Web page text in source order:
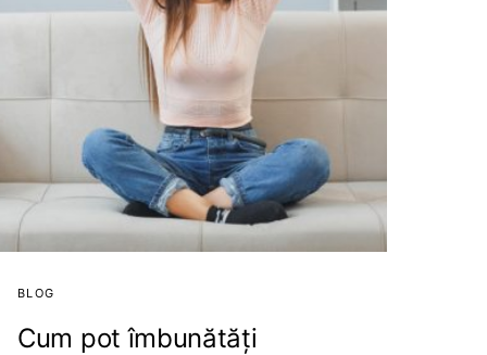
BLOG
Cum pot îmbunătăți